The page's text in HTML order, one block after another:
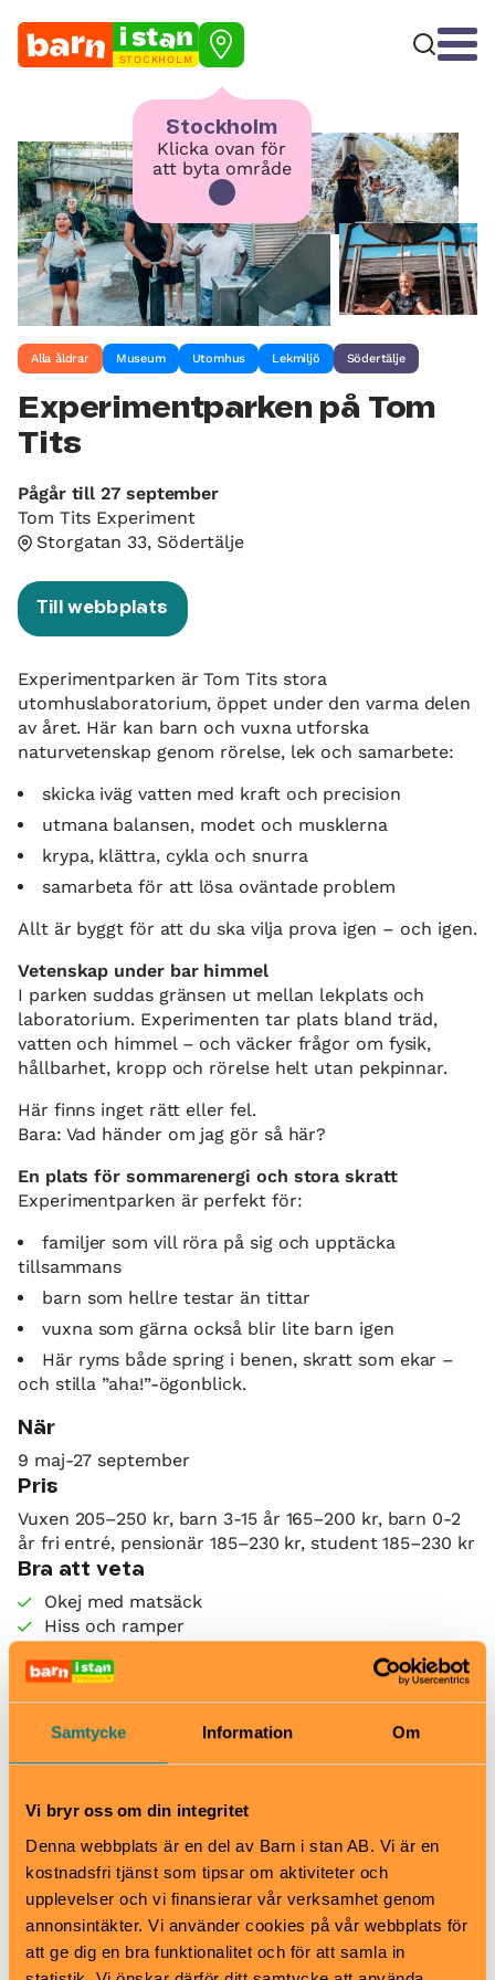
Samtycke Information Om
Vi bryr oss om din integritet
Denna webbplats är en del av Barn i stan AB. Vi är en
kostnadsfri tjänst som tipsar om aktiviteter och
upplevelser och vi finansierar vår verksamhet genom
annonsintäkter. Vi använder cookies på vår webbplats för
att ge dig en bra funktionalitet och för att samla in
STOCKHOLM
Stockholm
Klicka ovan för
att byta område
Alla åldrar Museum Utomhus Lekmiljö Södertälje
Experimentparken på Tom
Tits
Pågår till 27 september
Tom Tits Experiment
Storgatan 33, Södertälje
Till webbplats
Experimentparken är Tom Tits stora
utomhuslaboratorium, öppet under den varma delen
av året. Här kan barn och vuxna utforska
naturvetenskap genom rörelse, lek och samarbete:
skicka iväg vatten med kraft och precision
utmana balansen, modet och musklerna
krypa, klättra, cykla och snurra
samarbeta för att lösa oväntade problem
Allt är byggt för att du ska vilja prova igen – och igen.
Vetenskap under bar himmel
I parken suddas gränsen ut mellan lekplats och
laboratorium. Experimenten tar plats bland träd,
vatten och himmel – och väcker frågor om fysik,
hållbarhet, kropp och rörelse helt utan pekpinnar.
Här finns inget rätt eller fel.
Bara: Vad händer om jag gör så här?
En plats för sommarenergi och stora skratt
Experimentparken är perfekt för:
familjer som vill röra på sig och upptäcka
tillsammans
barn som hellre testar än tittar
vuxna som gärna också blir lite barn igen
Här ryms både spring i benen, skratt som ekar –
och stilla ”aha!”-ögonblick.
När
9 maj-27 september
Pris
Vuxen 205–250 kr, barn 3-15 år 165–200 kr, barn 0-2
år fri entré, pensionär 185–230 kr, student 185–230 kr
Bra att veta
Okej med matsäck
Hiss och ramper
Restaurang
Skötbord
Hitta hit
cirka 10 minuters promenad till oss via gågatan
till Södertälje Centrum. Flera linjer avgår från
Liljeholmens T-banestation.
Tom Tits Experiment